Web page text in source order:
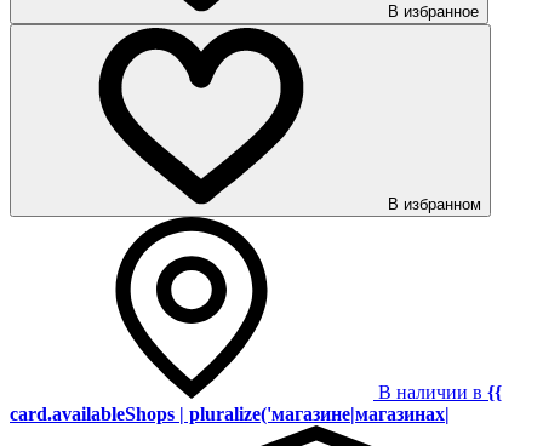
В избранное
В избранном
В наличии в {{
card.availableShops | pluralize('магазине|магазинах|